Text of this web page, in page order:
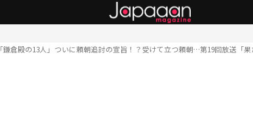
「鎌倉殿の13人」ついに頼朝追討の宣旨！？受けて立つ頼朝…第19回放送「